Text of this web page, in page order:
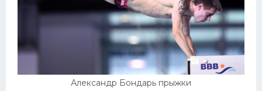
Александр Бондарь прыжки